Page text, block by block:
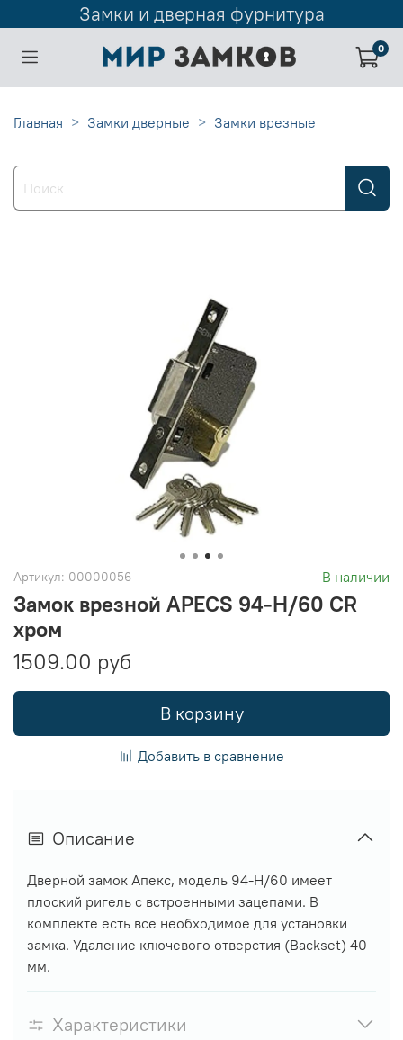
Замки и дверная фурнитура
0
Главная Замки дверные Замки врезные
Артикул: 00000056 В наличии
Замок врезной APECS 94-H/60 CR
хром
1509.00 руб
В корзину
Добавить в сравнение
Описание
Дверной замок Апекс, модель 94-H/60 имеет
плоский ригель с встроенными зацепами. В
комплекте есть все необходимое для установки
замка. Удаление ключевого отверстия (Backset) 40
мм.
Характеристики